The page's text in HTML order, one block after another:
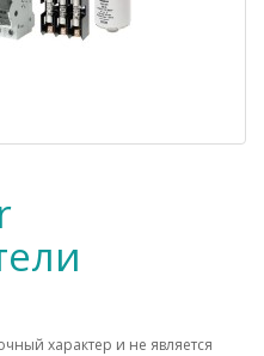
характер и не является